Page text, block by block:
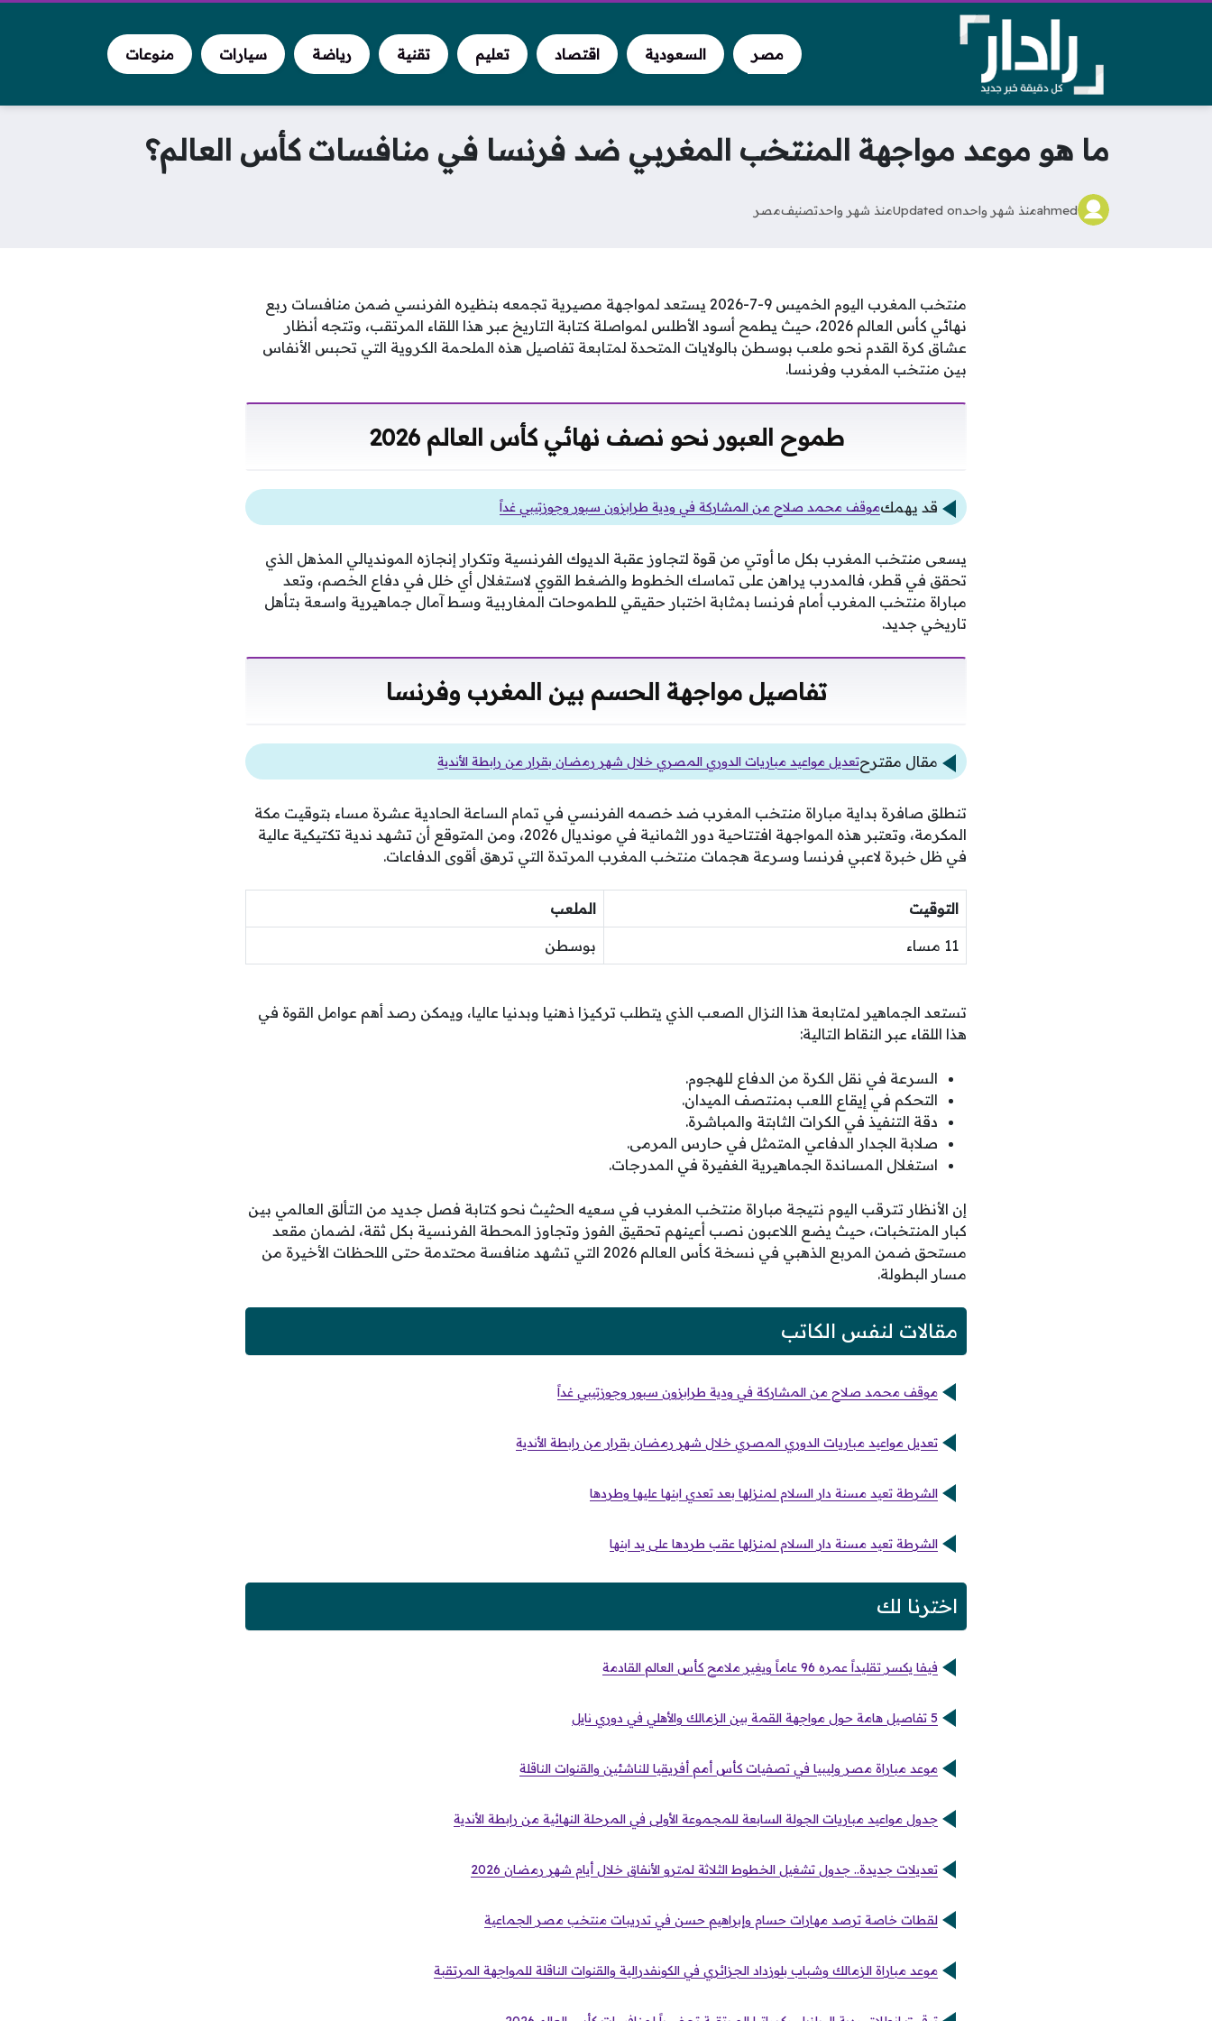
مصر السعودية اقتصاد تعليم تقنية رياضة سيارات منوعات
ما هو موعد مواجهة المنتخب المغربي ضد فرنسا في منافسات كأس العالم؟
ahmedمنذ شهر واحدUpdated onمنذ شهر واحدتصنيفمصر
منتخب المغرب اليوم الخميس 9-7-2026 يستعد لمواجهة مصيرية تجمعه بنظيره الفرنسي ضمن منافسات ربع
نهائي كأس العالم 2026، حيث يطمح أسود الأطلس لمواصلة كتابة التاريخ عبر هذا اللقاء المرتقب، وتتجه أنظار
عشاق كرة القدم نحو ملعب بوسطن بالولايات المتحدة لمتابعة تفاصيل هذه الملحمة الكروية التي تحبس الأنفاس
بين منتخب المغرب وفرنسا.
طموح العبور نحو نصف نهائي كأس العالم 2026
قد يهمكموقف محمد صلاح من المشاركة في ودية طرابزون سبور وجوزتيبي غداً
يسعى منتخب المغرب بكل ما أوتي من قوة لتجاوز عقبة الديوك الفرنسية وتكرار إنجازه المونديالي المذهل الذي
تحقق في قطر، فالمدرب يراهن على تماسك الخطوط والضغط القوي لاستغلال أي خلل في دفاع الخصم، وتعد
مباراة منتخب المغرب أمام فرنسا بمثابة اختبار حقيقي للطموحات المغاربية وسط آمال جماهيرية واسعة بتأهل
تاريخي جديد.
تفاصيل مواجهة الحسم بين المغرب وفرنسا
مقال مقترحتعديل مواعيد مباريات الدوري المصري خلال شهر رمضان بقرار من رابطة الأندية
تنطلق صافرة بداية مباراة منتخب المغرب ضد خصمه الفرنسي في تمام الساعة الحادية عشرة مساء بتوقيت مكة
المكرمة، وتعتبر هذه المواجهة افتتاحية دور الثمانية في مونديال 2026، ومن المتوقع أن تشهد ندية تكتيكية عالية
في ظل خبرة لاعبي فرنسا وسرعة هجمات منتخب المغرب المرتدة التي ترهق أقوى الدفاعات.
التوقيت الملعب
11 مساء بوسطن
تستعد الجماهير لمتابعة هذا النزال الصعب الذي يتطلب تركيزا ذهنيا وبدنيا عاليا، ويمكن رصد أهم عوامل القوة في
هذا اللقاء عبر النقاط التالية:
السرعة في نقل الكرة من الدفاع للهجوم.
التحكم في إيقاع اللعب بمنتصف الميدان.
دقة التنفيذ في الكرات الثابتة والمباشرة.
صلابة الجدار الدفاعي المتمثل في حارس المرمى.
استغلال المساندة الجماهيرية الغفيرة في المدرجات.
إن الأنظار تترقب اليوم نتيجة مباراة منتخب المغرب في سعيه الحثيث نحو كتابة فصل جديد من التألق العالمي بين
كبار المنتخبات، حيث يضع اللاعبون نصب أعينهم تحقيق الفوز وتجاوز المحطة الفرنسية بكل ثقة، لضمان مقعد
مستحق ضمن المربع الذهبي في نسخة كأس العالم 2026 التي تشهد منافسة محتدمة حتى اللحظات الأخيرة من
مسار البطولة.
مقالات لنفس الكاتب
موقف محمد صلاح من المشاركة في ودية طرابزون سبور وجوزتيبي غداً
تعديل مواعيد مباريات الدوري المصري خلال شهر رمضان بقرار من رابطة الأندية
الشرطة تعيد مسنة دار السلام لمنزلها بعد تعدي ابنها عليها وطردها
الشرطة تعيد مسنة دار السلام لمنزلها عقب طردها على يد ابنها
اخترنا لك
فيفا يكسر تقليداً عمره 96 عاماً ويغير ملامح كأس العالم القادمة
5 تفاصيل هامة حول مواجهة القمة بين الزمالك والأهلي في دوري نايل
موعد مباراة مصر وليبيا في تصفيات كأس أمم أفريقيا للناشئين والقنوات الناقلة
جدول مواعيد مباريات الجولة السابعة للمجموعة الأولى في المرحلة النهائية من رابطة الأندية
تعديلات جديدة.. جدول تشغيل الخطوط الثلاثة لمترو الأنفاق خلال أيام شهر رمضان 2026
لقطات خاصة ترصد مهارات حسام وإبراهيم حسن في تدريبات منتخب مصر الجماعية
موعد مباراة الزمالك وشباب بلوزداد الجزائري في الكونفدرالية والقنوات الناقلة للمواجهة المرتقبة